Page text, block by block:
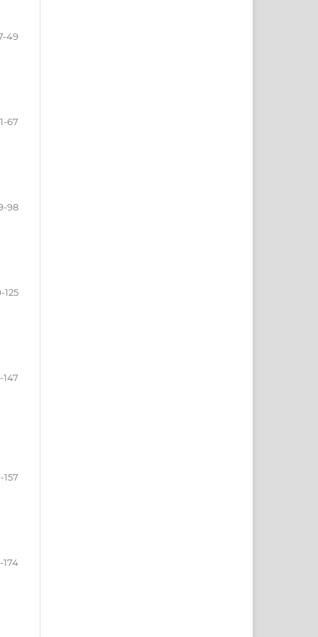
49
67
98
125
147
157
174